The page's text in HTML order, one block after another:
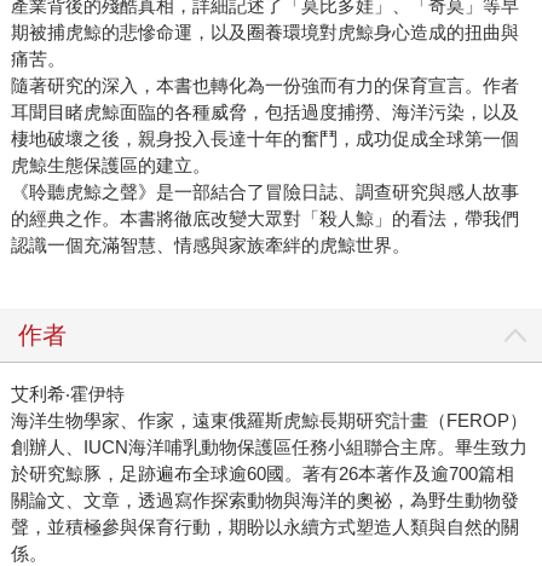
產業背後的殘酷真相，詳細記述了「莫比多娃」、「奇莫」等早
期被捕虎鯨的悲慘命運，以及圈養環境對虎鯨身心造成的扭曲與
痛苦。
隨著研究的深入，本書也轉化為一份強而有力的保育宣言。作者
耳聞目睹虎鯨面臨的各種威脅，包括過度捕撈、海洋污染，以及
棲地破壞之後，親身投入長達十年的奮鬥，成功促成全球第一個
虎鯨生態保護區的建立。
《聆聽虎鯨之聲》是一部結合了冒險日誌、調查研究與感人故事
的經典之作。本書將徹底改變大眾對「殺人鯨」的看法，帶我們
認識一個充滿智慧、情感與家族牽絆的虎鯨世界。
作者
艾利希‧霍伊特
海洋生物學家、作家，遠東俄羅斯虎鯨長期研究計畫（FEROP）
創辦人、IUCN海洋哺乳動物保護區任務小組聯合主席。畢生致力
於研究鯨豚，足跡遍布全球逾60國。著有26本著作及逾700篇相
關論文、文章，透過寫作探索動物與海洋的奧祕，為野生動物發
聲，並積極參與保育行動，期盼以永續方式塑造人類與自然的關
係。